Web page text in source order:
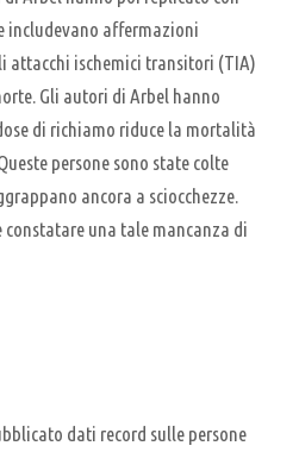
includevano affermazioni
attacchi ischemici transitori (TIA)
Gli autori di Arbel hanno
di richiamo riduce la mortalità
persone sono state colte
ancora a sciocchezze.
una tale mancanza di
dati record sulle persone